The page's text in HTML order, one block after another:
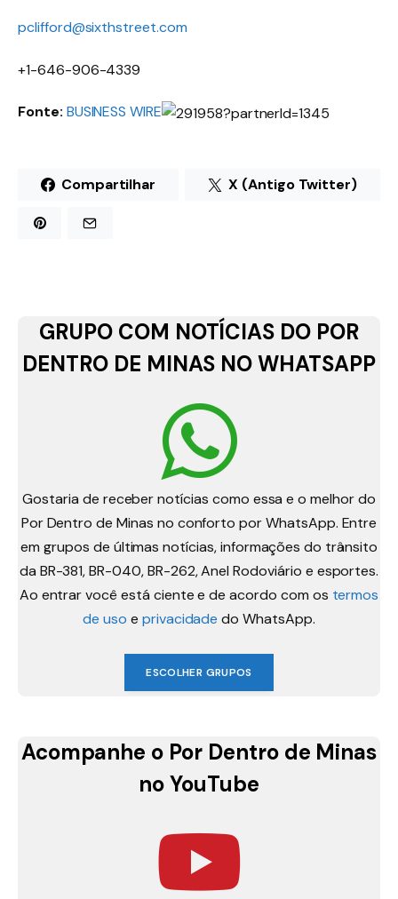
pclifford@sixthstreet.com
+1-646-906-4339
Fonte: BUSINESS WIRE
Compartilhar X (Antigo Twitter)
GRUPO COM NOTÍCIAS DO POR
DENTRO DE MINAS NO WHATSAPP
Gostaria de receber notícias como essa e o melhor do
Por Dentro de Minas no conforto por WhatsApp. Entre
em grupos de últimas notícias, informações do trânsito
da BR-381, BR-040, BR-262, Anel Rodoviário e esportes.
Ao entrar você está ciente e de acordo com os termos
de uso e privacidade do WhatsApp.
ESCOLHER GRUPOS
Acompanhe o Por Dentro de Minas
no YouTube